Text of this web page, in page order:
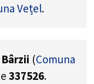
Vețel.
(Comuna
337526.